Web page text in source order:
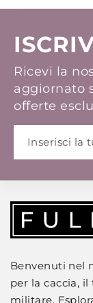
Ricevi la
aggiornato
offerte
Benvenuti nel
per la caccia,
militare.